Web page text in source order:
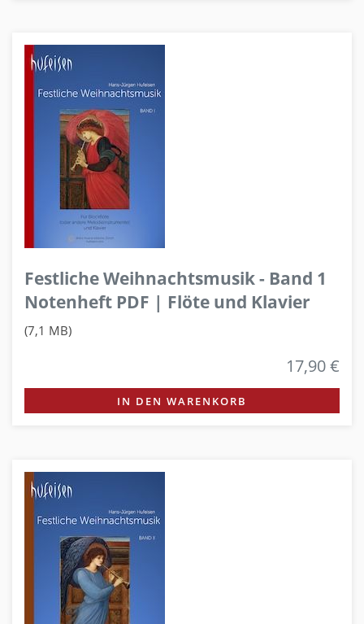
Festliche Weihnachtsmusik - Band 1
Notenheft PDF | Flöte und Klavier
(7,1 MB)
17,90 €
IN DEN WARENKORB